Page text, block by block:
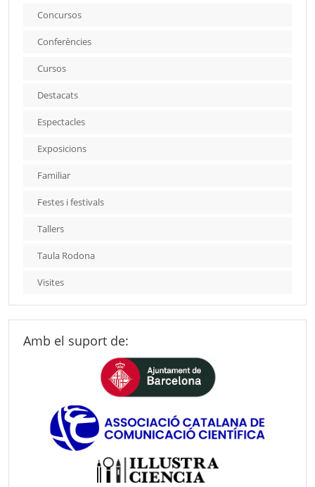
Concursos
Conferències
Cursos
Destacats
Espectacles
Exposicions
Familiar
Festes i festivals
Tallers
Taula Rodona
Visites
Amb el suport de: